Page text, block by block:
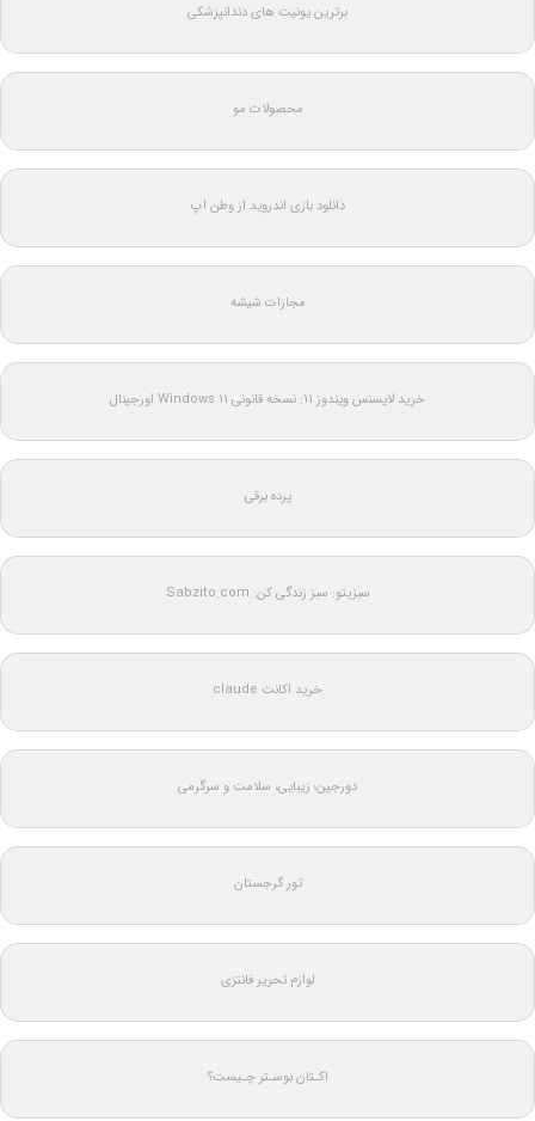
برترین یونیت های دندانپزشکی
محصولات مو
دانلود بازی اندروید از وطن اپ
مجازات شیشه
خرید لایسنس ویندوز 11: نسخه قانونی Windows 11 اورجینال
پرده برقی
سبزیتو: سبز زندگی کن: Sabzito.com
خرید اکانت claude
دورجین؛ زیبایی، سلامت و سرگرمی
تور گرجستان
لوازم تحریر فانتزی
اکـتان بوسـتر چـیست؟